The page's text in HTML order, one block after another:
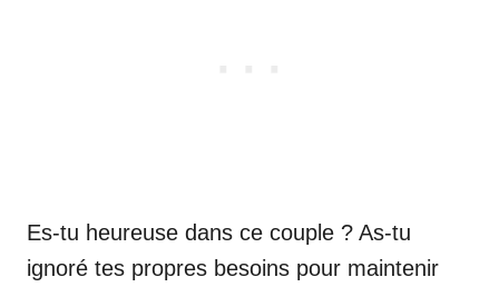
Es-tu heureuse dans ce couple ? As-tu
ignoré tes propres besoins pour maintenir